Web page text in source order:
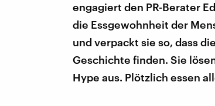
engagiert den PR-Berater
die Essgewohnheit der
und verpackt sie so, dass
Geschichte finden. Sie
Hype aus. Plötzlich essen